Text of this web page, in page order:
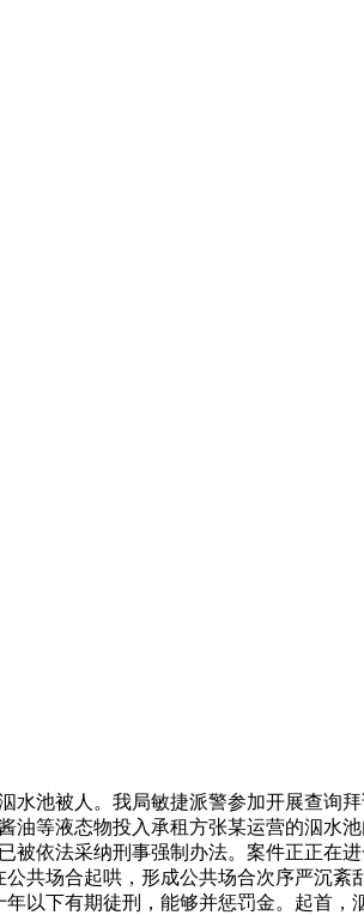
池被人。我局敏捷派警参加开展查询
等液态物投入承租方张某运营的泅水
依法采纳刑事强制办法。案件正正在
共场合起哄，形成公共场合次序严沉紊
以下有期徒刑，能够并惩罚金。起首，